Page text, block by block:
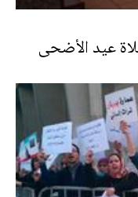
عيد الأضحى